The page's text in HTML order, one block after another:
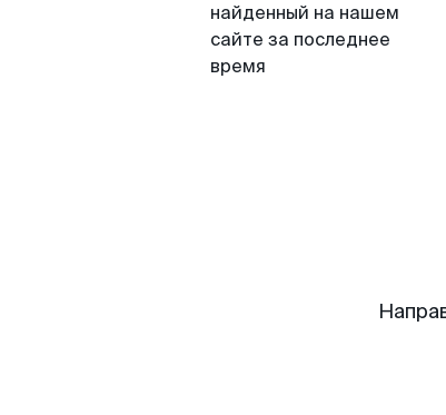
найденный на нашем
сайте за последнее
время